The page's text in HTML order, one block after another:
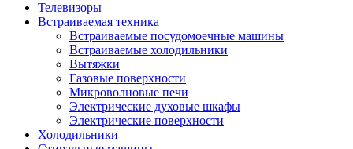
Телевизоры
Встраиваемая техника
Встраиваемые посудомоечные машины
Встраиваемые холодильники
Вытяжки
Газовые поверхности
Микроволновые печи
Электрические духовые шкафы
Электрические поверхности
Холодильники